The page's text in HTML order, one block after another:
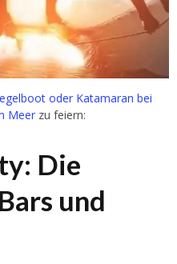
oder Katamaran bei
Meer zu feiern:
Die
und